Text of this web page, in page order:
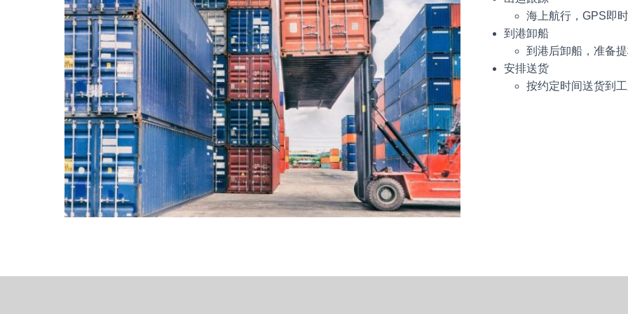
海上航行，GPS即时
到港卸船
到港后卸船，准备提
安排送货
按约定时间送货到工